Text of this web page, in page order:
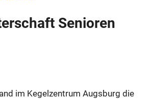
Senioren
im Kegelzentrum Augsburg die